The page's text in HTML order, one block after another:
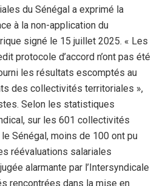
du Sénégal a exprimé la
à la non-application du
signé le 15 juillet 2025. « Les
protocole d’accord n’ont pas été
les résultats escomptés au
des collectivités territoriales »,
Selon les statistiques
sur les 601 collectivités
Sénégal, moins de 100 ont pu
réévaluations salariales
alarmante par l’Intersyndicale
rencontrées dans la mise en